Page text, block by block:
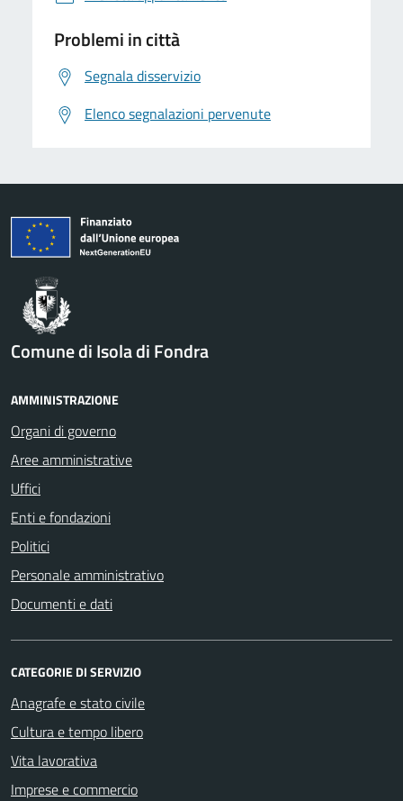
Problemi in città
Segnala disservizio
Elenco segnalazioni pervenute
Comune di Isola di Fondra
AMMINISTRAZIONE
Organi di governo
Aree amministrative
Uffici
Enti e fondazioni
Politici
Personale amministrativo
Documenti e dati
CATEGORIE DI SERVIZIO
Anagrafe e stato civile
Cultura e tempo libero
Vita lavorativa
Imprese e commercio